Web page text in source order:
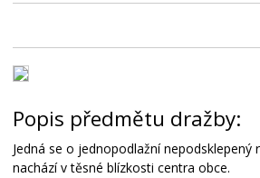
Popis předmětu dražby:
Jedná se o jednopodlažní nepodsklepený
nachází v těsné blízkosti centra obce.